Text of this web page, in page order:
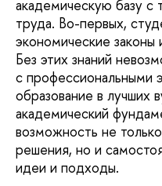
академическую базу с
труда. Во-первых,
экономические
Без этих знаний
с профессиональными
образование в лучших
академический
возможность не
решения, но и
идеи и подходы.